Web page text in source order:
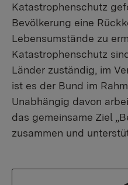
Katastrophenschutz
Bevölkerung eine
Lebensumstände zu
Katastrophenschutz
Länder zuständig, im
ist es der Bund im
Unabhängig davon
das gemeinsame Ziel
zusammen und